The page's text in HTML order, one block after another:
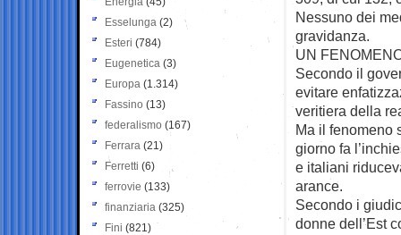
Nessuno dei
gravidanza.
UN
Secondo il
evitare
veritiera della
Ma il fenomeno
giorno fa
e italiani
arance.
Secondo i
donne dell’Est
Esselunga (2)
Esteri (784)
Eugenetica (3)
Europa (1.314)
Fassino (13)
federalismo (167)
Ferrara (21)
Ferretti (6)
ferrovie (133)
finanziaria (325)
Fini (821)